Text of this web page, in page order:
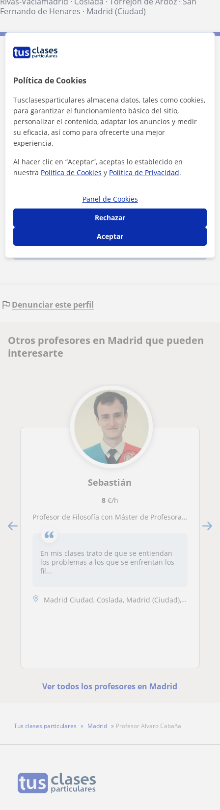
Fernando de Henares · Madrid (Ciudad)
Contacta con Alvaro
aviso legaly de
Contactar ahora
Denunciar este perfil
Otros profesores en Madrid que pueden
interesarte
Sebastián
8€/h
Profesor de Filosofía con Máster de Profesorado ofrece clases online y presencial para estudiantes e interesados en la materia
En mis clases trato de que se entiendan
los problemas a los que se enfrentan los
fil...
Madrid Ciudad, Coslada, Madrid (Ciudad), Rivas-Vaciamadrid, San Fernan...
Ver todos los profesores en Madrid
Tus clases particulares Madrid Profesor Alvaro Cabaña
Política de Cookies
Tusclasesparticulares almacena datos, tales como cookies,
para garantizar el funcionamiento básico del sitio,
personalizar el contenido, adaptar los anuncios y medir
su eficacia, así como para ofrecerte una mejor
experiencia.
Al hacer clic en “Aceptar”, aceptas lo establecido en
nuestra Política de Cookies y Política de Privacidad.
Panel de Cookies
Rechazar
Aceptar